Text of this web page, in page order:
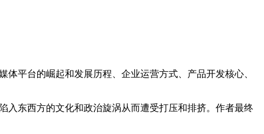
平台的崛起和发展历程、企业运营方式、产品开发核心、
入东西方的文化和政治旋涡从而遭受打压和排挤。作者最终